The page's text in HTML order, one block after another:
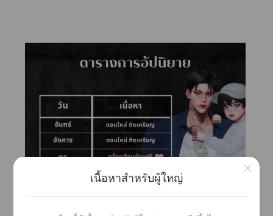
เนื้อหาสำหรับผู้ใหญ่
×